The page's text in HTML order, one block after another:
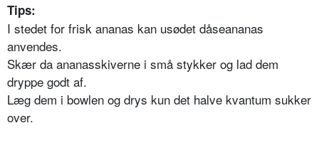
Tips:
I stedet for frisk ananas kan usødet dåseananas
anvendes.
Skær da ananasskiverne i små stykker og lad dem
dryppe godt af.
Læg dem i bowlen og drys kun det halve kvantum sukker
over.